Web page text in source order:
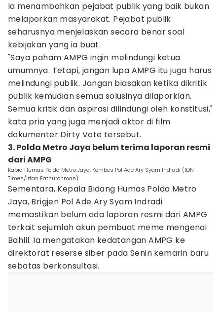
Ia menambahkan pejabat publik yang baik bukan
melaporkan masyarakat. Pejabat publik
seharusnya menjelaskan secara benar soal
kebijakan yang ia buat.
"Saya paham AMPG ingin melindungi ketua
umumnya. Tetapi, jangan lupa AMPG itu juga harus
melindungi publik. Jangan biasakan ketika dikritik
publik kemudian semua solusinya dilaporklan.
Semua kritik dan aspirasi dilindungi oleh konstitusi,"
kata pria yang juga menjadi aktor di film
dokumenter Dirty Vote tersebut.
3. Polda Metro Jaya belum terima laporan resmi
dari AMPG
Kabid Humas Polda Metro Jaya, Kombes Pol Ade Ary Syam Indradi (IDN
Times/Irfan Fathurohman)
Sementara, Kepala Bidang Humas Polda Metro
Jaya, Brigjen Pol Ade Ary Syam Indradi
memastikan belum ada laporan resmi dari AMPG
terkait sejumlah akun pembuat meme mengenai
Bahlil. Ia mengatakan kedatangan AMPG ke
direktorat reserse siber pada Senin kemarin baru
sebatas berkonsultasi.